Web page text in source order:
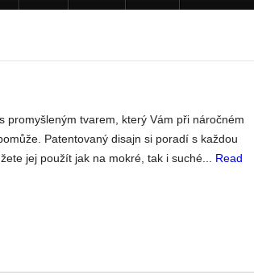
promyšleným tvarem, který Vám při náročném
Patentovaný disajn si poradí s každou
jej použít jak na mokré, tak i suché... Read